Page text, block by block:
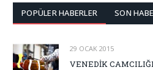
POPÜLER HABERLER SON
29 OCAK 2015
VENEDİK